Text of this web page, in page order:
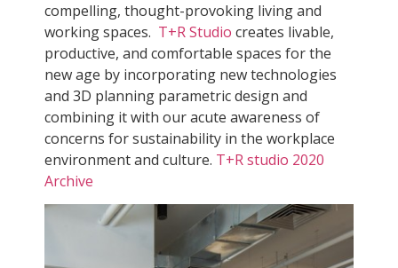
compelling, thought-provoking living and
working spaces. T+R Studio creates livable,
productive, and comfortable spaces for the
new age by incorporating new technologies
and 3D planning parametric design and
combining it with our acute awareness of
concerns for sustainability in the workplace
environment and culture. T+R studio 2020
Archive